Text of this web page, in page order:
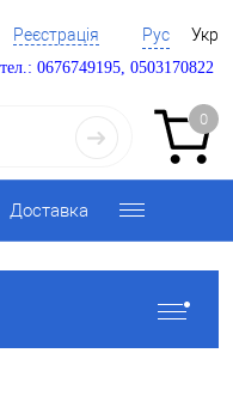
Реєстрація Рус Укр
тел.: 0676749195, 0503170822
0
Доставка